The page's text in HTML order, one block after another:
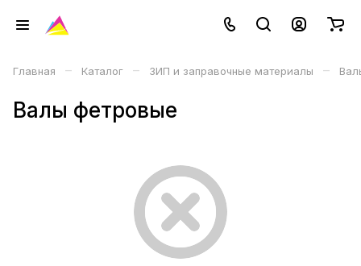
Главная – Каталог – ЗИП и заправочные материалы –
Валы фетровые